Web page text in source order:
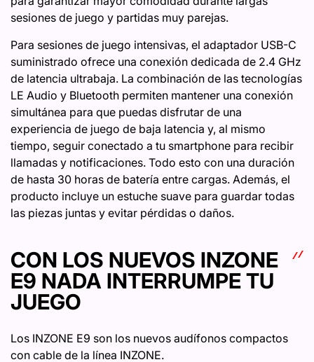
sesiones de juego y partidas muy parejas.
Para sesiones de juego intensivas, el adaptador USB-C
suministrado ofrece una conexión dedicada de 2.4 GHz
de latencia ultrabaja. La combinación de las tecnologías
LE Audio y Bluetooth permiten mantener una conexión
simultánea para que puedas disfrutar de una
experiencia de juego de baja latencia y, al mismo
tiempo, seguir conectado a tu smartphone para recibir
llamadas y notificaciones. Todo esto con una duración
de hasta 30 horas de batería entre cargas. Además, el
producto incluye un estuche suave para guardar todas
las piezas juntas y evitar pérdidas o daños.
CON LOS NUEVOS INZONE
E9 NADA INTERRUMPE TU
JUEGO
Los INZONE E9 son los nuevos audífonos compactos
con cable de la línea INZONE.